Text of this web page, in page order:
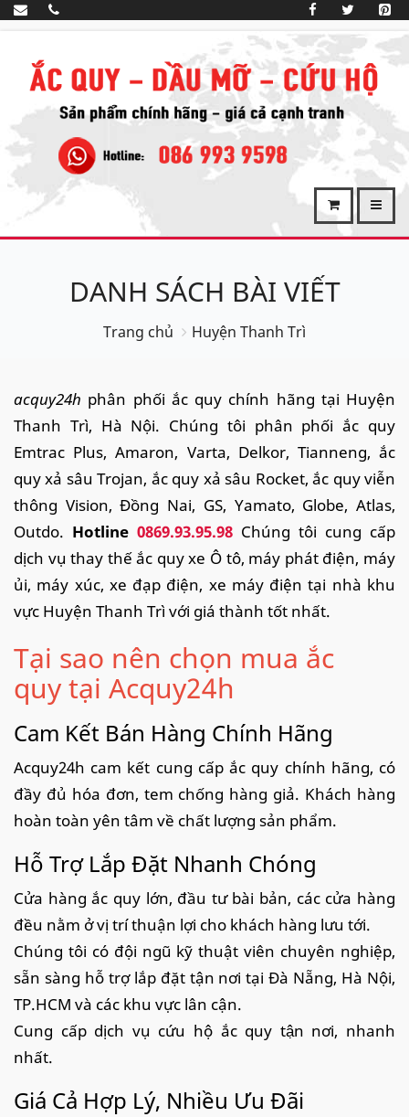
DANH SÁCH BÀI VIẾT
Trang chủ Huyện Thanh Trì
acquy24h phân phối ắc quy chính hãng tại Huyện
Thanh Trì, Hà Nội. Chúng tôi phân phối ắc quy
Emtrac Plus, Amaron, Varta, Delkor, Tianneng, ắc
quy xả sâu Trojan, ắc quy xả sâu Rocket, ắc quy viễn
thông Vision, Đồng Nai, GS, Yamato, Globe, Atlas,
Outdo. Hotline 0869.93.95.98 Chúng tôi cung cấp
dịch vụ thay thế ắc quy xe Ô tô, máy phát điện, máy
ủi, máy xúc, xe đạp điện, xe máy điện tại nhà khu
vực Huyện Thanh Trì với giá thành tốt nhất.
Tại sao nên chọn mua ắc
quy tại Acquy24h
Cam Kết Bán Hàng Chính Hãng
Acquy24h cam kết cung cấp ắc quy chính hãng, có
đầy đủ hóa đơn, tem chống hàng giả. Khách hàng
hoàn toàn yên tâm về chất lượng sản phẩm.
Hỗ Trợ Lắp Đặt Nhanh Chóng
Cửa hàng ắc quy lớn, đầu tư bài bản, các cửa hàng
đều nằm ở vị trí thuận lợi cho khách hàng lưu tới.
Chúng tôi có đội ngũ kỹ thuật viên chuyên nghiệp,
sẵn sàng hỗ trợ lắp đặt tận nơi tại Đà Nẵng, Hà Nội,
TP.HCM và các khu vực lân cận.
Cung cấp dịch vụ cứu hộ ắc quy tận nơi, nhanh
nhất.
Giá Cả Hợp Lý, Nhiều Ưu Đãi